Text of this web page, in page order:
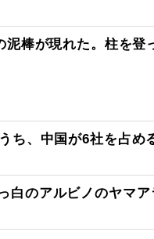
泥棒が現れた。柱を
ち、中国が6社を占め
白のアルビノのヤマア